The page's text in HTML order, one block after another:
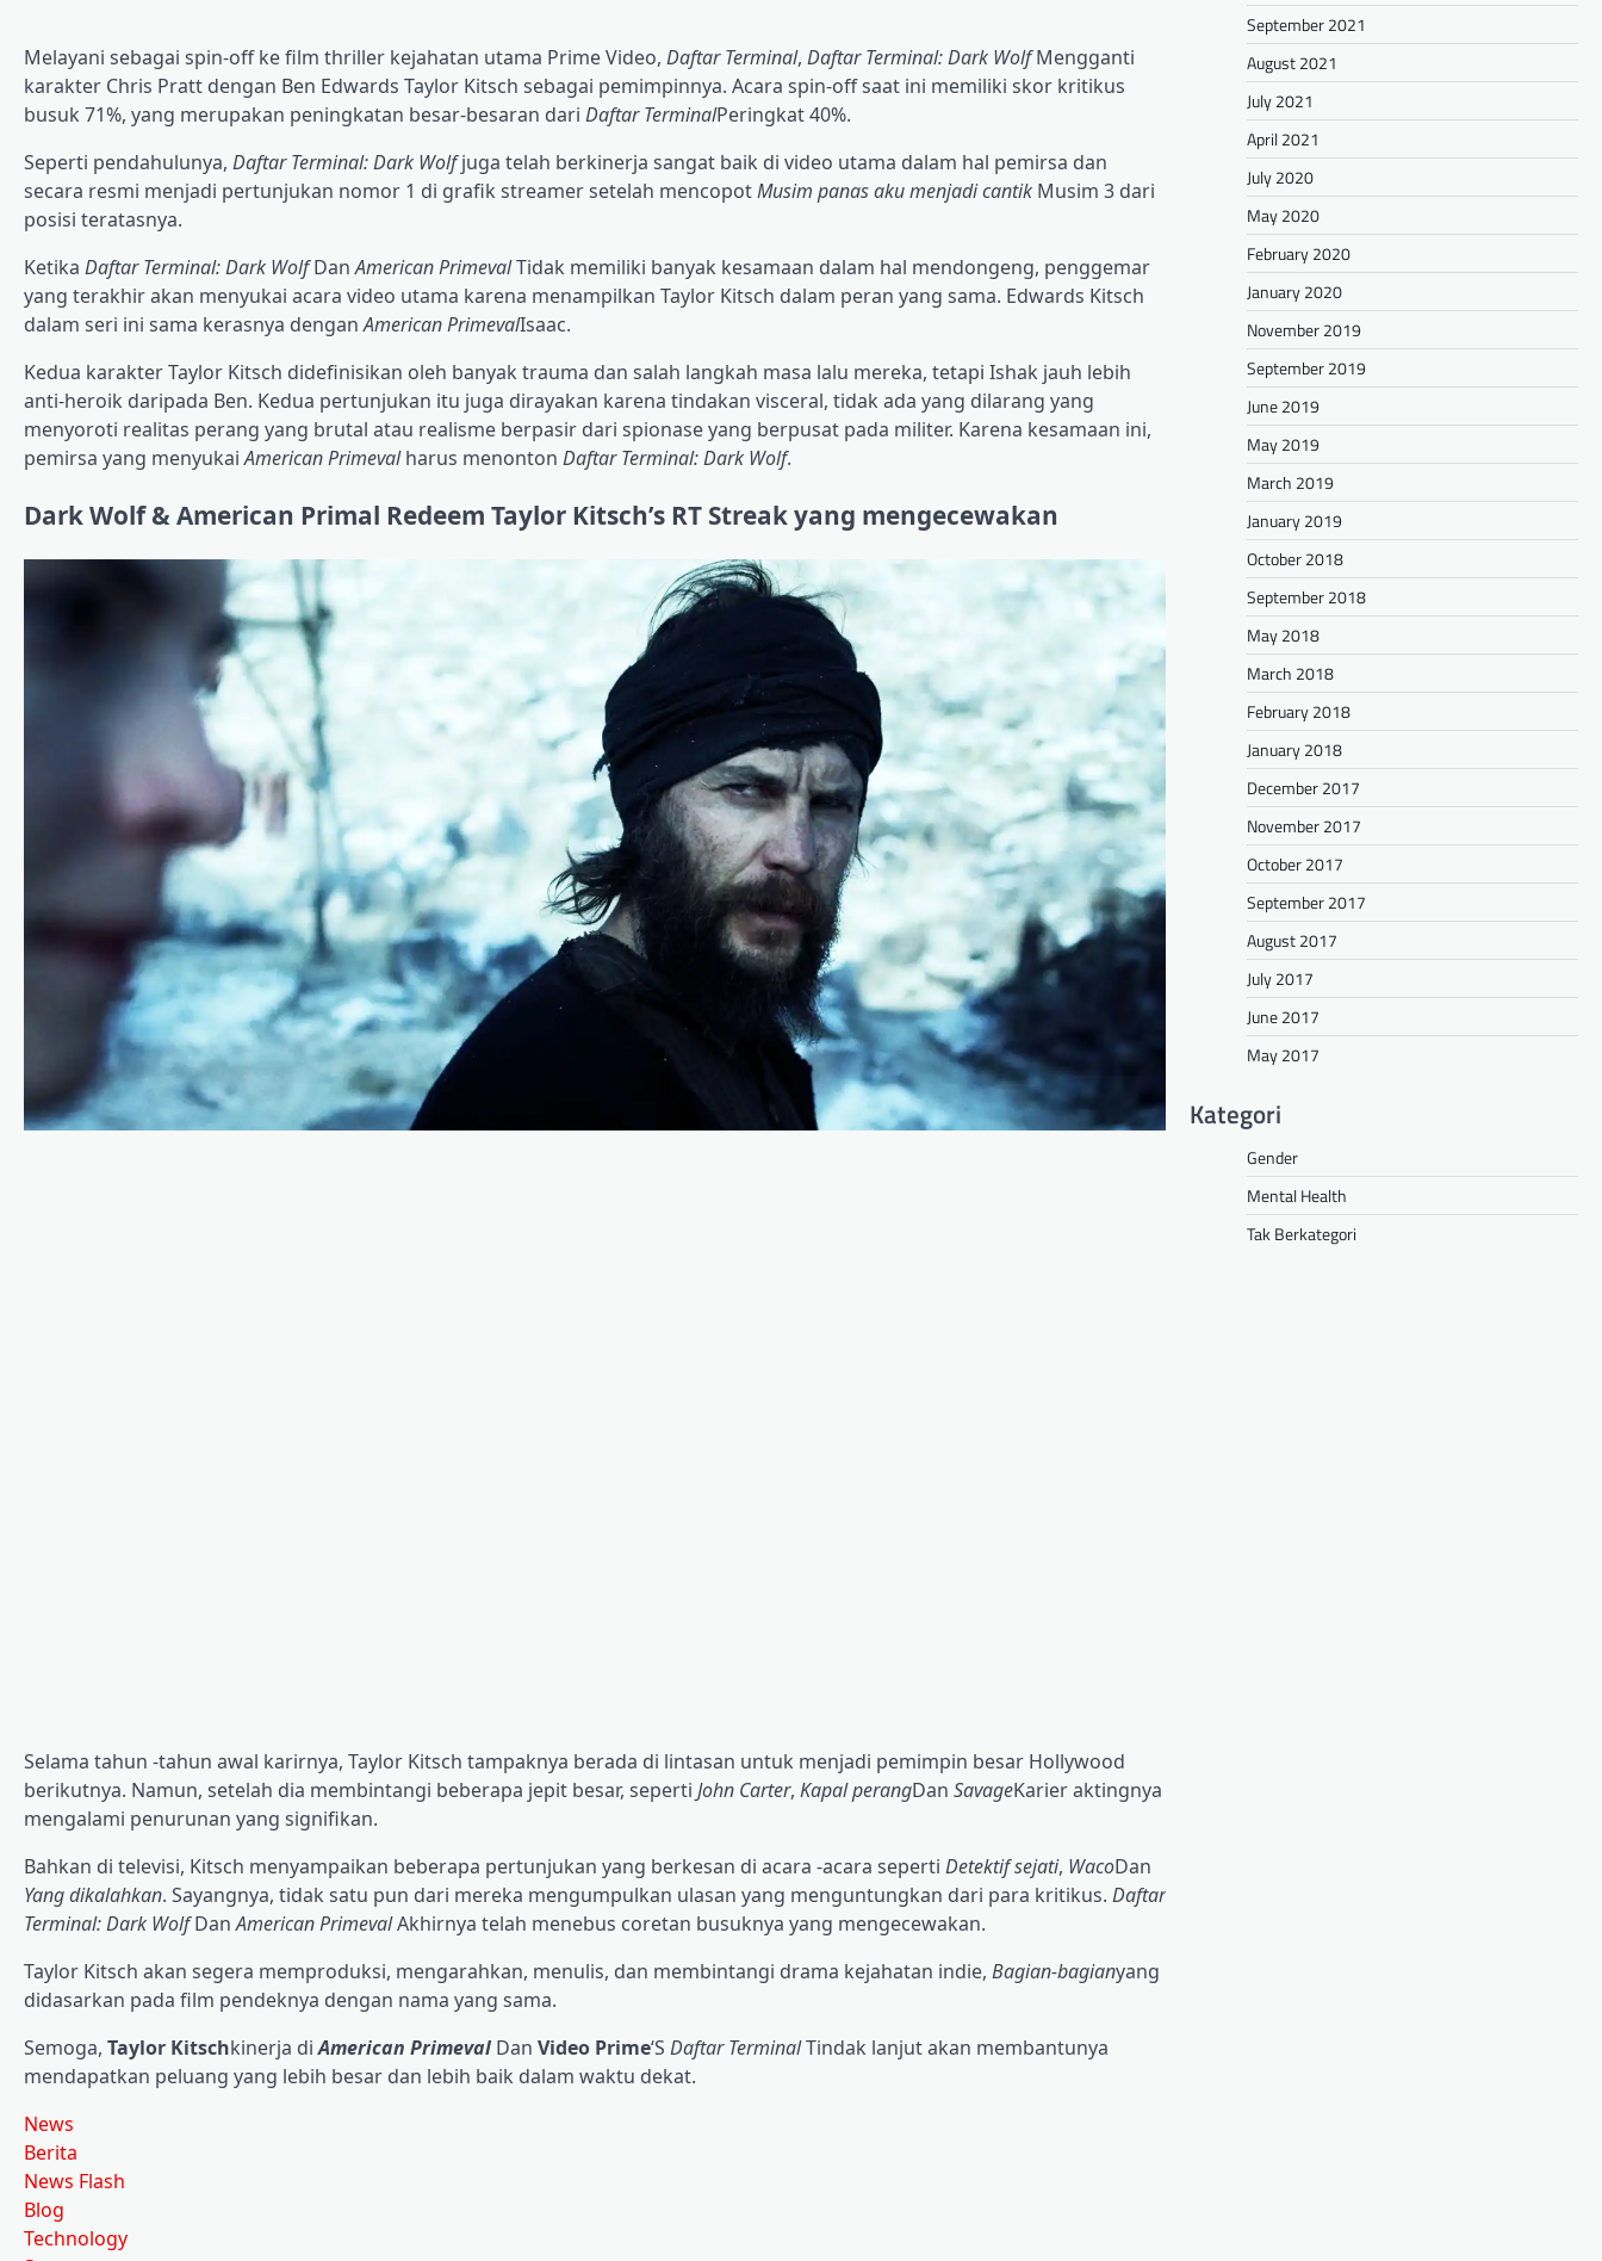
Melayani sebagai spin-off ke film thriller kejahatan utama Prime Video, Daftar Terminal, Daftar Terminal: Dark WolfMengganti
karakter Chris Pratt dengan Ben Edwards Taylor Kitsch sebagai pemimpinnya. Acara spin-off saat ini memiliki skor kritikus
busuk 71%, yang merupakan peningkatan besar-besaran dari Daftar TerminalPeringkat 40%.
Seperti pendahulunya, Daftar Terminal: Dark Wolfjuga telah berkinerja sangat baik di video utama dalam hal pemirsa dan
secara resmi menjadi pertunjukan nomor 1 di grafik streamer setelah mencopotMusim panas aku menjadi cantik Musim 3 dari
posisi teratasnya.
Ketika Daftar Terminal: Dark WolfDanAmerican PrimevalTidak memiliki banyak kesamaan dalam hal mendongeng, penggemar
yang terakhir akan menyukai acara video utama karena menampilkan Taylor Kitsch dalam peran yang sama. Edwards Kitsch
dalam seri ini sama kerasnya denganAmerican PrimevalIsaac.
Kedua karakter Taylor Kitsch didefinisikan oleh banyak trauma dan salah langkah masa lalu mereka, tetapi Ishak jauh lebih
anti-heroik daripada Ben. Kedua pertunjukan itu juga dirayakan karena tindakan visceral, tidak ada yang dilarang yang
menyoroti realitas perang yang brutal atau realisme berpasir dari spionase yang berpusat pada militer. Karena kesamaan ini,
pemirsa yang menyukaiAmerican Primevalharus menonton Daftar Terminal: Dark Wolf.
Dark Wolf & American Primal Redeem Taylor Kitsch’s RT Streak yang mengecewakan
Selama tahun -tahun awal karirnya, Taylor Kitsch tampaknya berada di lintasan untuk menjadi pemimpin besar Hollywood
berikutnya. Namun, setelah dia membintangi beberapa jepit besar, seperti John Carter, Kapal perangDan SavageKarier aktingnya
mengalami penurunan yang signifikan.
Bahkan di televisi, Kitsch menyampaikan beberapa pertunjukan yang berkesan di acara -acara seperti Detektif sejati, WacoDan
Yang dikalahkan. Sayangnya, tidak satu pun dari mereka mengumpulkan ulasan yang menguntungkan dari para kritikus. Daftar
Terminal: Dark WolfDanAmerican PrimevalAkhirnya telah menebus coretan busuknya yang mengecewakan.
Taylor Kitsch akan segera memproduksi, mengarahkan, menulis, dan membintangi drama kejahatan indie, Bagian-bagianyang
didasarkan pada film pendeknya dengan nama yang sama.
Semoga, Taylor Kitschkinerja diAmerican Primeval Dan Video Prime‘S Daftar TerminalTindak lanjut akan membantunya
mendapatkan peluang yang lebih besar dan lebih baik dalam waktu dekat.
News
Berita
News Flash
Blog
Technology
September 2021
August 2021
July 2021
April 2021
July 2020
May 2020
February 2020
January 2020
November 2019
September 2019
June 2019
May 2019
March 2019
January 2019
October 2018
September 2018
May 2018
March 2018
February 2018
January 2018
December 2017
November 2017
October 2017
September 2017
August 2017
July 2017
June 2017
May 2017
Kategori
Gender
Mental Health
Tak Berkategori